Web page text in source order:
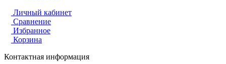
Личный кабинет
Сравнение
Избранное
Корзина
Контактная информация